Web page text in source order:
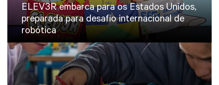
ELEV3R embarca para os Estados Unidos,
preparada para desafio internacional de
robótica